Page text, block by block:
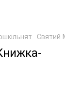
Святий